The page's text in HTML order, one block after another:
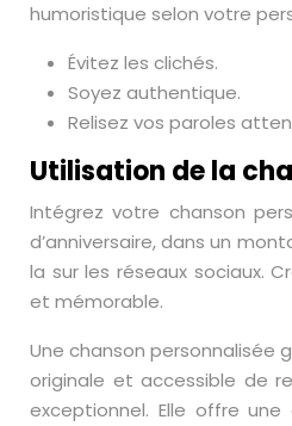
humoristique selon votre
Évitez les clichés.
Soyez authentique.
Relisez vos paroles
Utilisation de la
Intégrez votre chanson
d’anniversaire, dans un
la sur les réseaux sociaux.
et mémorable.
Une chanson personnalisée
originale et accessible de
exceptionnel. Elle offre